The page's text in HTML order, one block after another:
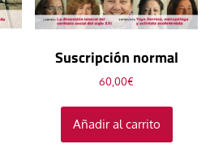
Suscripción normal
60,00€
Añadir al carrito